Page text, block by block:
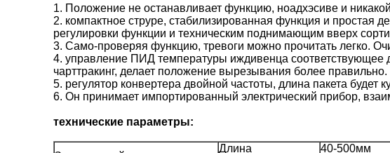
1. Положение не останавливает функцию, ноадхэсиве и
2. компактное струре, стабилизированная функция и простая
регулировки функции и техническим поднимающим вверх
3. Само-проверяя функцию, тревоги можно прочитать легко.
4. управление ПИД температуры иждивенца соответствующее
чарттракинг, делает положение вырезывания более правильно.
5. регулятор конвертера двойной частоты, длина пакета
6. Он принимает импортированный электрический прибор,
технические параметры:
Длина
40-500мм